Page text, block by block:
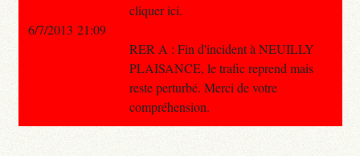
cliquer ici.
RER A : Fin d'incident à NEUILLY
PLAISANCE, le trafic reprend mais
reste perturbé. Merci de votre
compréhension.
6/7/2013 21:09